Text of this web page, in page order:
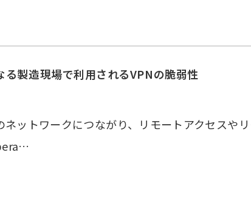
る製造現場で利用されるVPNの脆弱性
ットワークにつながり、リモートアクセスや